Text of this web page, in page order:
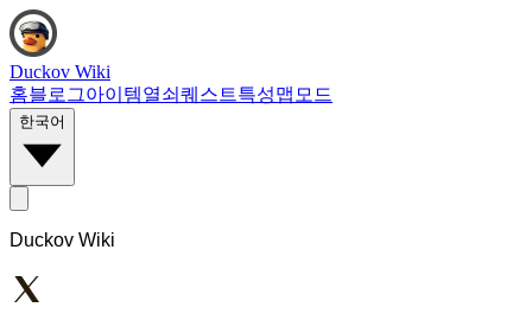
Duckov Wiki
홈블로그아이템열쇠 퀘스트특성맵 모드
한국어
Duckov Wiki